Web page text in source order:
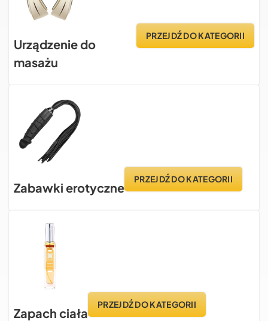
Urządzenie do
masażu
PRZEJDŹ DO KATEGORII
Zabawki erotyczne
PRZEJDŹ DO KATEGORII
Zapach ciała
PRZEJDŹ DO KATEGORII